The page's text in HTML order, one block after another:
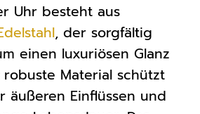
Uhr besteht aus
, der sorgfältig
einen luxuriösen Glanz
robuste Material schützt
äußeren Einflüssen und